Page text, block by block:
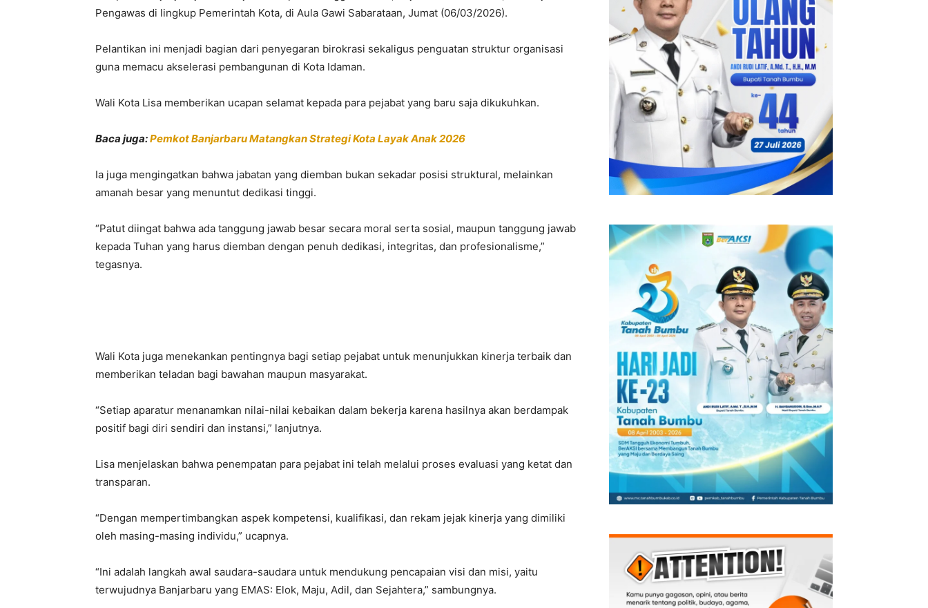
Pengawas di lingkup Pemerintah Kota, di Aula Gawi Sabarataan, Jumat (06/03/2026).
Pelantikan ini menjadi bagian dari penyegaran birokrasi sekaligus penguatan struktur organisasi
guna memacu akselerasi pembangunan di Kota Idaman.
Wali Kota Lisa memberikan ucapan selamat kepada para pejabat yang baru saja dikukuhkan.
Baca juga:Pemkot Banjarbaru Matangkan Strategi Kota Layak Anak 2026
Ia juga mengingatkan bahwa jabatan yang diemban bukan sekadar posisi struktural, melainkan
amanah besar yang menuntut dedikasi tinggi.
“Patut diingat bahwa ada tanggung jawab besar secara moral serta sosial, maupun tanggung jawab
kepada Tuhan yang harus diemban dengan penuh dedikasi, integritas, dan profesionalisme,”
tegasnya.
Wali Kota juga menekankan pentingnya bagi setiap pejabat untuk menunjukkan kinerja terbaik dan
memberikan teladan bagi bawahan maupun masyarakat.
“Setiap aparatur menanamkan nilai-nilai kebaikan dalam bekerja karena hasilnya akan berdampak
positif bagi diri sendiri dan instansi,” lanjutnya.
Lisa menjelaskan bahwa penempatan para pejabat ini telah melalui proses evaluasi yang ketat dan
transparan.
“Dengan mempertimbangkan aspek kompetensi, kualifikasi, dan rekam jejak kinerja yang dimiliki
oleh masing-masing individu,” ucapnya.
“Ini adalah langkah awal saudara-saudara untuk mendukung pencapaian visi dan misi, yaitu
terwujudnya Banjarbaru yang EMAS: Elok, Maju, Adil, dan Sejahtera,” sambungnya.